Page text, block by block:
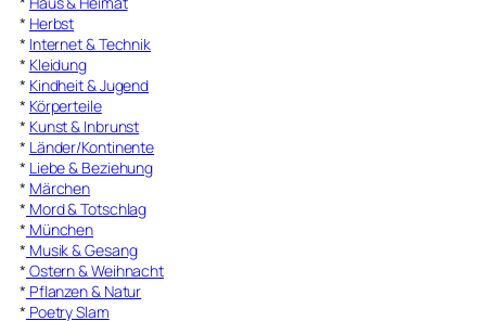
* Herbst
* Internet & Technik
* Kleidung
* Kindheit & Jugend
* Körperteile
* Kunst & Inbrunst
* Länder/Kontinente
* Liebe & Beziehung
* Märchen
* Mord & Totschlag
* München
* Musik & Gesang
* Ostern & Weihnacht
* Pflanzen & Natur
* Poetry Slam